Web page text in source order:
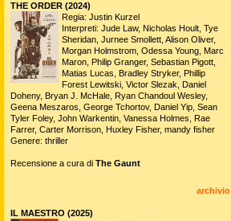
THE ORDER (2024)
Regia: Justin Kurzel
Interpreti: Jude Law, Nicholas Hoult, Tye
Sheridan, Jurnee Smollett, Alison Oliver,
Morgan Holmstrom, Odessa Young, Marc
Maron, Philip Granger, Sebastian Pigott,
Matias Lucas, Bradley Stryker, Phillip
Forest Lewitski, Victor Slezak, Daniel
Doheny, Bryan J. McHale, Ryan Chandoul Wesley,
Geena Meszaros, George Tchortov, Daniel Yip, Sean
Tyler Foley, John Warkentin, Vanessa Holmes, Rae
Farrer, Carter Morrison, Huxley Fisher, mandy fisher
Genere: thriller
Recensione a cura di The Gaunt
archivio
IL MAESTRO (2025)